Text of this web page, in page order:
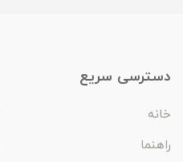
دسترسی سریع
خانه
راهنما